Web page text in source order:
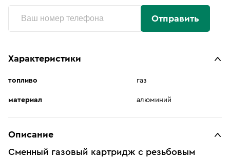
Отправить
Характеристики
топливо газ
материал алюминий
Описание
Сменный газовый картридж с резьбовым